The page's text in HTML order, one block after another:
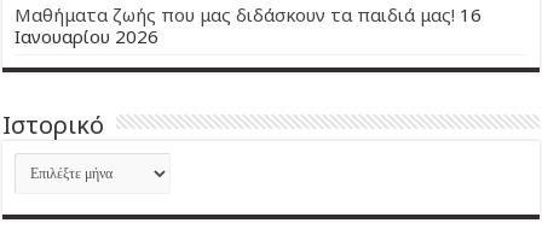
Μαθήματα ζωής που μας διδάσκουν τα παιδιά μας! 16
Ιανουαρίου 2026
Ιστορικό
Ιστορικό